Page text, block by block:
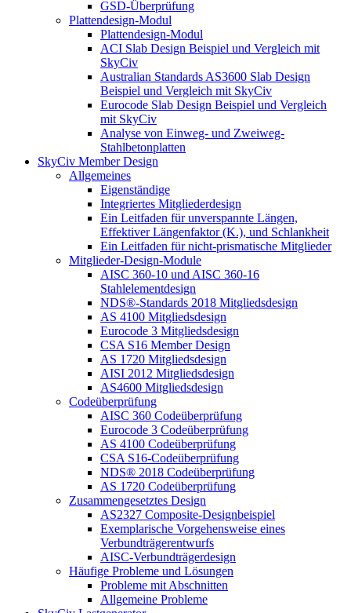
GSD-Überprüfung
Plattendesign-Modul
Plattendesign-Modul
ACI Slab Design Beispiel und Vergleich mit
SkyCiv
Australian Standards AS3600 Slab Design
Beispiel und Vergleich mit SkyCiv
Eurocode Slab Design Beispiel und Vergleich
mit SkyCiv
Analyse von Einweg- und Zweiweg-
Stahlbetonplatten
SkyCiv Member Design
Allgemeines
Eigenständige
Integriertes Mitgliederdesign
Ein Leitfaden für unverspannte Längen,
Effektiver Längenfaktor (K.), und Schlankheit
Ein Leitfaden für nicht-prismatische Mitglieder
Mitglieder-Design-Module
AISC 360-10 und AISC 360-16
Stahlelementdesign
NDS®-Standards 2018 Mitgliedsdesign
AS 4100 Mitgliedsdesign
Eurocode 3 Mitgliedsdesign
CSA S16 Member Design
AS 1720 Mitgliedsdesign
AISI 2012 Mitgliedsdesign
AS4600 Mitgliedsdesign
Codeüberprüfung
AISC 360 Codeüberprüfung
Eurocode 3 Codeüberprüfung
AS 4100 Codeüberprüfung
CSA S16-Codeüberprüfung
NDS® 2018 Codeüberprüfung
AS 1720 Codeüberprüfung
Zusammengesetztes Design
AS2327 Composite-Designbeispiel
Exemplarische Vorgehensweise eines
Verbundträgerentwurfs
AISC-Verbundträgerdesign
Häufige Probleme und Lösungen
Probleme mit Abschnitten
Allgemeine Probleme